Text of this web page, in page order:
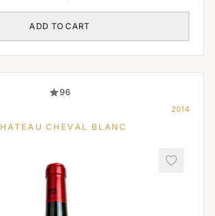
ADD TO CART
96
2014
CHEVAL BLANC